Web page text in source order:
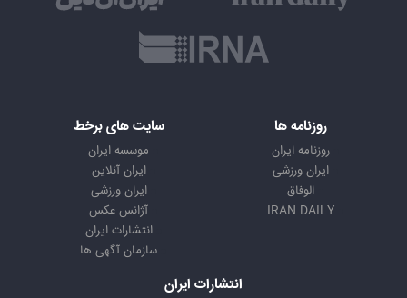
روزنامه ها
روزنامه ایران
ایران ورزشی
الوفاق
IRAN DAILY
سایت های برخط
موسسه ایران
ایران آنلاین
ایران ورزشی
آژانس عکس
انتشارات ایران
سازمان آگهی ها
انتشارات ایران